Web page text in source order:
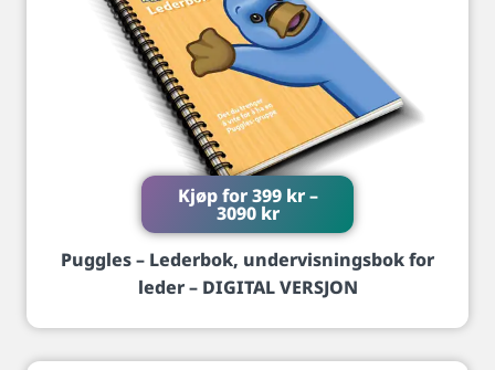
Kjøp for399 kr –
3090 kr
Puggles – Lederbok, undervisningsbok for
leder – DIGITAL VERSJON